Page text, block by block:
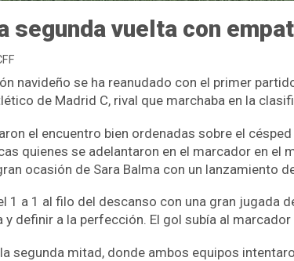
segunda vuelta con
navideño se ha reanudado con el primer
de Madrid C, rival que marchaba en la
el encuentro bien ordenadas sobre el
quienes se adelantaron en el marcador en el
ocasión de Sara Balma con un lanzamiento
1 a 1 al filo del descanso con una gran jugada
y definir a la perfección. El gol subía al
segunda mitad, donde ambos equipos